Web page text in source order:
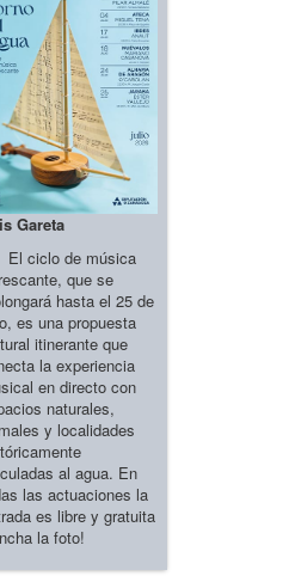
Gareta
ciclo de música
que se
hasta el 25 de
es una propuesta
itinerante que
la experiencia
en directo con
naturales,
y localidades
al agua. En
las actuaciones la
es libre y gratuita
la foto!